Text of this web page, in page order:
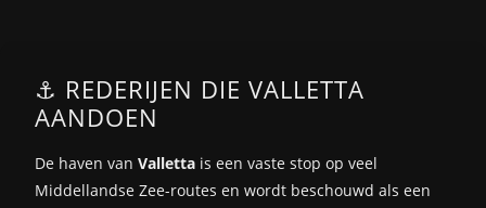
⚓ REDERIJEN DIE VALLETTA
AANDOEN
De haven van Valletta is een vaste stop op veel
Middellandse Zee-routes en wordt beschouwd als een